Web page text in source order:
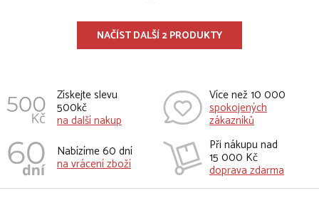
NAČÍST DALŠÍ 2 PRODUKTY
Získejte slevu
500kč
na další nakup
Více než 10 000
spokojených
zákazníků
Nabízíme 60 dní
na vrácení zboží
Při nákupu nad
15 000 Kč
doprava zdarma